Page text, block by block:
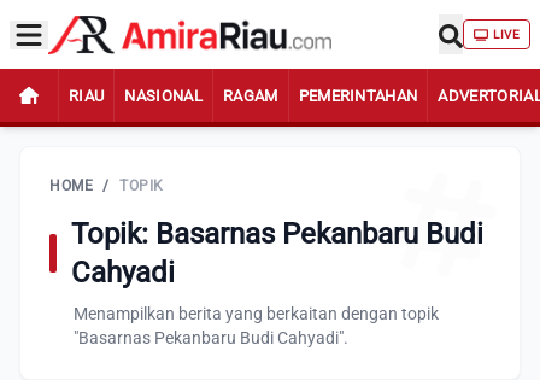
LIVE
RIAU NASIONAL RAGAM PEMERINTAHAN
HOME / TOPIK
Topik: Basarnas Pekanbaru Budi
Cahyadi
Menampilkan berita yang berkaitan dengan topik
"Basarnas Pekanbaru Budi Cahyadi".